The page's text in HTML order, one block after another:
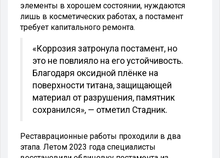
элементы в хорошем состоянии, нуждаются
лишь в косметических работах, а постамент
требует капитального ремонта.
«Коррозия затронула постамент, но
это не повлияло на его устойчивость.
Благодаря оксидной плёнке на
поверхности титана, защищающей
материал от разрушения, памятник
сохранился», — отметил Стадник.
Реставрационные работы проходили в два
этапа. Летом 2023 года специалисты